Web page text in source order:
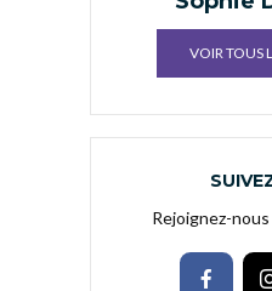
VOIR TOUS
Rejoignez-